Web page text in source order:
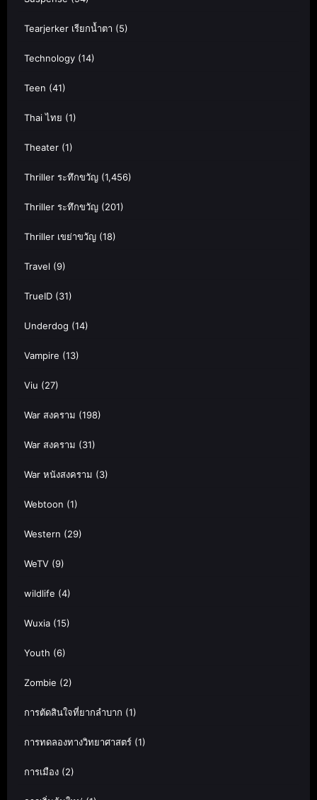
Tearjerker เรียกน้ำตา (5)
Technology (14)
Teen (41)
Thai ไทย (1)
Theater (1)
Thriller ระทึกขวัญ (1,456)
Thriller ระทึกขวัญ (201)
Thriller เขย่าขวัญ (18)
Travel (9)
TrueID (31)
Underdog (14)
Vampire (13)
Viu (27)
War สงคราม (198)
War สงคราม (31)
War หนังสงคราม (3)
Webtoon (1)
Western (29)
WeTV (9)
wildlife (4)
Wuxia (15)
Youth (6)
Zombie (2)
การตัดสินใจที่ยากลำบาก (1)
การทดลองทางวิทยาศาสตร์ (1)
การเมือง (2)